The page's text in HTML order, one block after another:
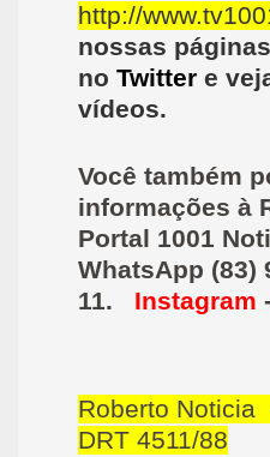
http://
nossas
no Twitter e
vídeos.
Você também
informações à
Portal 1001
WhatsApp (83)
11.
Instagram
Roberto
DRT 4511/88